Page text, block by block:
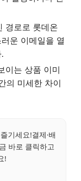
경로로 롯데온
운 이메일을 열
이는 상품 이미
의 미세한 차이
기세요!결제·배
바로 클릭하고
!